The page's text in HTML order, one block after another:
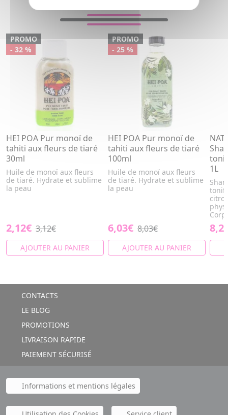
PROMO
- 32 %
HEI POA Pur monoï de
tahiti aux fleurs de tiaré
30ml
Huile de monoï aux fleurs
de tiaré. Hydrate et sublime
la peau
2,12€ 3,12€
AJOUTER AU PANIER
PROMO
- 25 %
HEI POA Pur monoï de
tahiti aux fleurs de tiaré
100ml
Huile de monoï aux fleurs
de tiaré. Hydrate et sublime
la peau
6,03€ 8,03€
AJOUTER AU PANIER
1L
CONTACTS
LE BLOG
PROMOTIONS
LIVRAISON RAPIDE
PAIEMENT SÉCURISÉ
Informations et mentions légales